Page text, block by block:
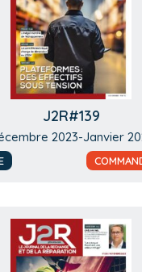
J2R#139
2023-Janvier